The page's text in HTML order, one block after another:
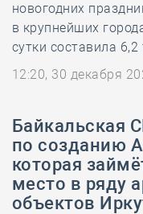
новогодних
в крупнейших
сутки составила
12:20, 30 декабря
Байкальская
по созданию
которая
место в ряду
объектов